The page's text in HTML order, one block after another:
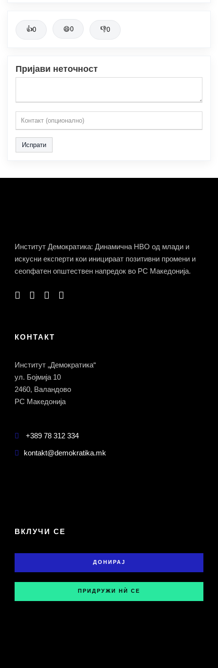
👍0 😄0 👎0
Пријави неточност
Испрати
Институт Демократика: Динамична НВО од млади и
искусни експерти кои иницираат позитивни промени и
сеопфатен општествен напредок во РС Македонија.
КОНТАКТ
Институт „Демократика“
ул. Бојмија 10
2460, Валандово
РС Македонија
+389 78 312 334
kontakt@demokratika.mk
ВКЛУЧИ СЕ
ДОНИРАЈ
ПРИДРУЖИ НЍ СЕ